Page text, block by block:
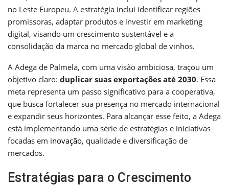
no Leste Europeu. A estratégia inclui identificar regiões
promissoras, adaptar produtos e investir em marketing
digital, visando um crescimento sustentável e a
consolidação da marca no mercado global de vinhos.
A Adega de Palmela, com uma visão ambiciosa, traçou um
objetivo claro: duplicar suas exportações até 2030. Essa
meta representa um passo significativo para a cooperativa,
que busca fortalecer sua presença no mercado internacional
e expandir seus horizontes. Para alcançar esse feito, a Adega
está implementando uma série de estratégias e iniciativas
focadas em inovação, qualidade e diversificação de
mercados.
Estratégias para o Crescimento